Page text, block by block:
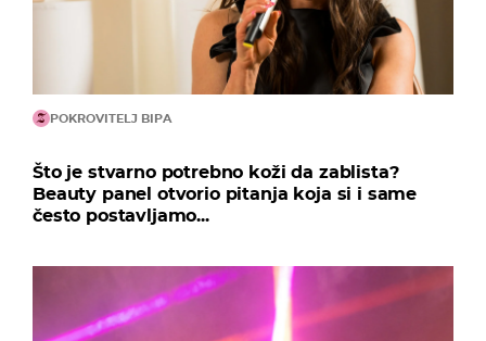
POKROVITELJ BIPA
Što je stvarno potrebno koži da zablista?
Beauty panel otvorio pitanja koja si i same
često postavljamo...